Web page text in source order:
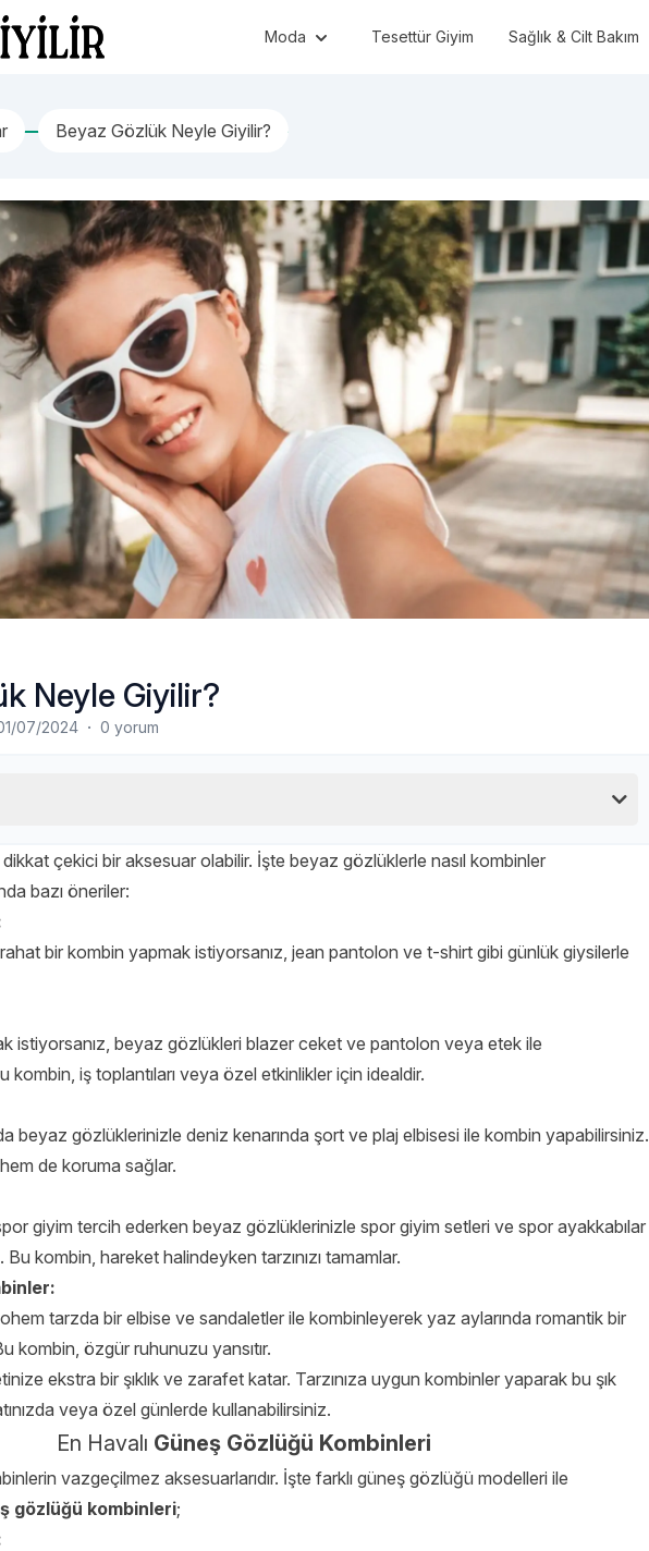
Moda Tesettür Giyim Sağlık & Cilt Bakım
Beyaz Gözlük Neyle Giyilir?
Neyle Giyilir?
07/2024 · 0 yorum
dikkat çekici bir aksesuar olabilir. İşte beyaz gözlüklerle nasıl kombinler
bazı öneriler:
bir kombin yapmak istiyorsanız, jean pantolon ve t-shirt gibi günlük giysilerle
istiyorsanız, beyaz gözlükleri blazer ceket ve pantolon veya etek ile
kombin, iş toplantıları veya özel etkinlikler için idealdir.
beyaz gözlüklerinizle deniz kenarında şort ve plaj elbisesi ile kombin yapabilirsiniz.
de koruma sağlar.
giyim tercih ederken beyaz gözlüklerinizle spor giyim setleri ve spor ayakkabılar
kombin, hareket halindeyken tarzınızı tamamlar.
tarzda bir elbise ve sandaletler ile kombinleyerek yaz aylarında romantik bir
kombin, özgür ruhunuzu yansıtır.
ekstra bir şıklık ve zarafet katar. Tarzınıza uygun kombinler yaparak bu şık
veya özel günlerde kullanabilirsiniz.
En Havalı Güneş Gözlüğü Kombinleri
vazgeçilmez aksesuarlarıdır. İşte farklı güneş gözlüğü modelleri ile
gözlüğü kombinleri;